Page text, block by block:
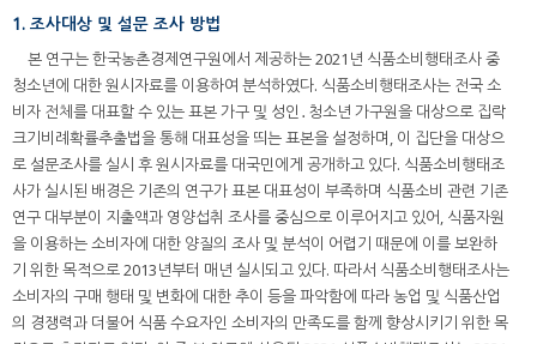
1. 조사대상 및 설문 조사 방법
본 연구는 한국농촌경제연구원에서 제공하는 2021년 식품소비행태조사 중
청소년에 대한 원시자료를 이용하여 분석하였다. 식품소비행태조사는 전국 소
비자 전체를 대표할 수 있는 표본 가구 및 성인․청소년 가구원을 대상으로 집락
크기비례확률추출법을 통해 대표성을 띄는 표본을 설정하며, 이 집단을 대상으
로 설문조사를 실시 후 원시자료를 대국민에게 공개하고 있다. 식품소비행태조
사가 실시된 배경은 기존의 연구가 표본 대표성이 부족하며 식품소비 관련 기존
연구 대부분이 지출액과 영양섭취 조사를 중심으로 이루어지고 있어, 식품자원
을 이용하는 소비자에 대한 양질의 조사 및 분석이 어렵기 때문에 이를 보완하
기 위한 목적으로 2013년부터 매년 실시되고 있다. 따라서 식품소비행태조사는
소비자의 구매 행태 및 변화에 대한 추이 등을 파악함에 따라 농업 및 식품산업
의 경쟁력과 더불어 식품 수요자인 소비자의 만족도를 함께 향상시키기 위한 목